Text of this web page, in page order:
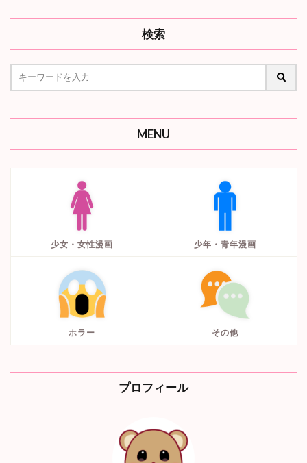
検索
MENU
少女・女性漫画 少年・青年漫画
ホラー その他
プロフィール